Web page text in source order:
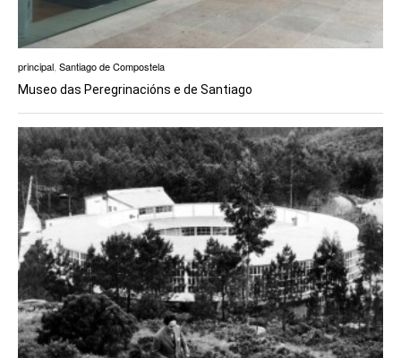
principal Santiago de Compostela
Museo das Peregrinacións e de Santiago